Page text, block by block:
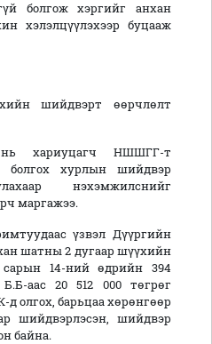
болгож хэргийг анхан
хэлэлцүүлэхээр буцааж
шийдвэрт өөрчлөлт
хариуцагч НШШГГ-т
болгох хурлын шийдвэр
нэхэмжилснийг
маргажээ.
үзвэл Дүүргийн
шатны 2 дугаар шүүхийн
сарын 14-ний өдрийн 394
аас 20 512 000 төгрөг
олгох, барьцаа хөрөнгөөр
шийдвэрлэсэн, шийдвэр
байна.